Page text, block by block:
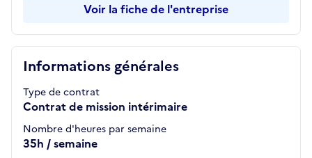
Informations générales
Type de contrat
Contrat de mission intérimaire
Nombre d'heures par semaine
35h / semaine
Voir la fiche de l'entreprise